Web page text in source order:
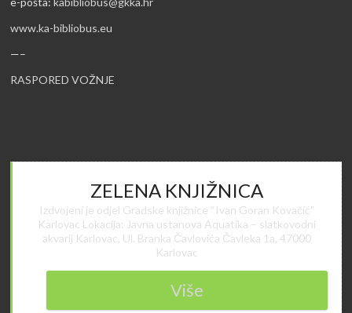
www.ka-bibliobus.eu
—–
RASPORED VOŽNJE
ZELENA KNJIŽNICA
Izdvojeni je odjel Gradske knjižnice “Ivan Goran Kovačić”
Karlovac Lokacija: Javna ustanova Aquatika – slatkovodni
akvarij Karlovac, Ul. Branka Čavlovića Čavleka 1a, 47000
Karlovac
Više